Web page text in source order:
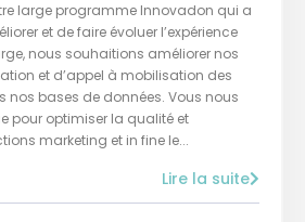
large programme Innovadon qui a
et de faire évoluer l’expérience
nous souhaitions améliorer nos
et d’appel à mobilisation des
nos bases de données. Vous nous
pour optimiser la qualité et
marketing et in fine le...
Lire la suite